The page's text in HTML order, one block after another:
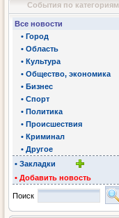
События по категориям
Все новости
• Город
• Область
• Культура
• Общество, экономика
• Бизнес
• Спорт
• Политика
• Происшествия
• Криминал
• Другое
• Закладки
• Добавить новость
Поиск